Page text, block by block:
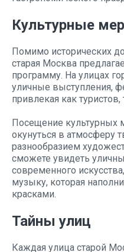
Культурные
Помимо исторических
старая Москва
программу. На улицах
уличные выступления,
привлекая как
Посещение культурных
окунуться в атмосферу
разнообразием
сможете увидеть
современного
музыку, которая
красками.
Тайны улиц
Каждая улица старой